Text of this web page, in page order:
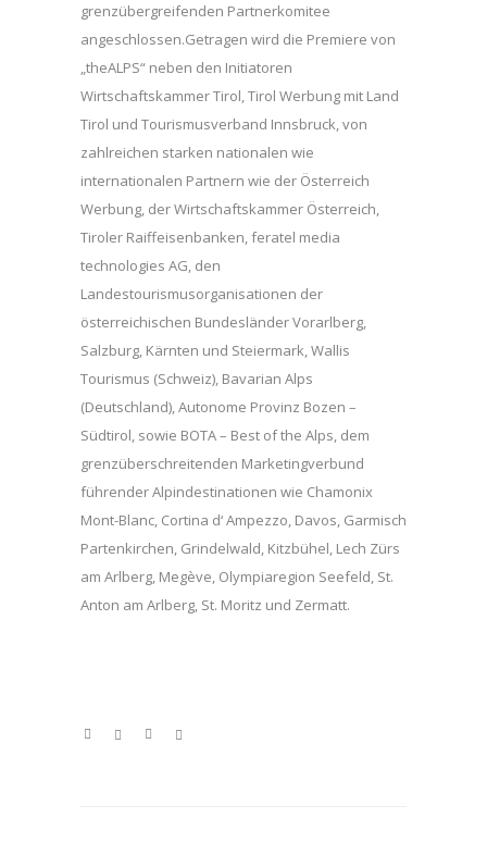
grenzübergreifenden Partnerkomitee
angeschlossen.Getragen wird die Premiere von
„theALPS“ neben den Initiatoren
Wirtschaftskammer Tirol, Tirol Werbung mit Land
Tirol und Tourismusverband Innsbruck, von
zahlreichen starken nationalen wie
internationalen Partnern wie der Österreich
Werbung, der Wirtschaftskammer Österreich,
Tiroler Raiffeisenbanken, feratel media
technologies AG, den
Landestourismusorganisationen der
österreichischen Bundesländer Vorarlberg,
Salzburg, Kärnten und Steiermark, Wallis
Tourismus (Schweiz), Bavarian Alps
(Deutschland), Autonome Provinz Bozen –
Südtirol, sowie BOTA – Best of the Alps, dem
grenzüberschreitenden Marketingverbund
führender Alpindestinationen wie Chamonix
Mont-Blanc, Cortina d‘ Ampezzo, Davos, Garmisch
Partenkirchen, Grindelwald, Kitzbühel, Lech Zürs
am Arlberg, Megève, Olympiaregion Seefeld, St.
Anton am Arlberg, St. Moritz und Zermatt.